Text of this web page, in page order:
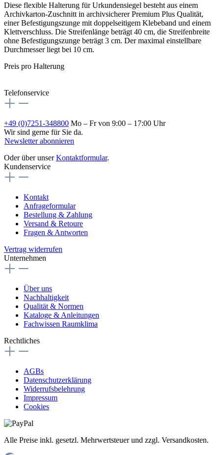
Diese flexible Halterung für Urkundensiegel besteht aus einem
Archivkarton-Zuschnitt in archivsicherer Premium Plus Qualität,
einer Befestigungszunge mit doppelseitigem Klebeband und einem
Klettverschluss. Die Streifenlänge beträgt 40 cm, die Streifenbreite
ohne Befestigungszunge beträgt 3 cm. Der maximal einstellbare
Durchmesser liegt bei 10 cm.
Preis pro Halterung
Telefonservice
+49 (0)7251-348800 Mo – Fr von 9:00 – 17:00 Uhr
Wir sind gerne für Sie da.
Newsletter abonnieren
Oder über unserKontaktformular.
Kundenservice
Kontakt
Anfrageformular
Bestellung & Zahlung
Versand & Retoure
Fragen & Antworten
Vertrag widerrufen
Unternehmen
Über uns
Nachhaltigkeit
Qualität & Normen
Kataloge & Anleitungen
Fachwissen Raumklima
Rechtliches
AGBs
Datenschutzerklärung
Widerrufsbelehrung
Impressum
Cookies
Alle Preise inkl. gesetzl. Mehrwertsteuer und zzgl. Versandkosten.